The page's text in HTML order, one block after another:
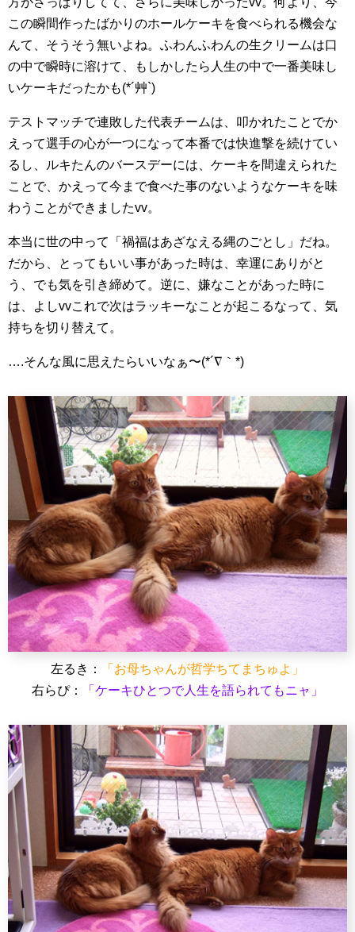
この瞬間作ったばかりのホールケーキを食べられる機会な
んて、そうそう無いよね。ふわんふわんの生クリームは口
の中で瞬時に溶けて、もしかしたら人生の中で一番美味し
いケーキだったかも(*´艸`)
テストマッチで連敗した代表チームは、叩かれたことでか
えって選手の心が一つになって本番では快進撃を続けてい
るし、ルキたんのバースデーには、ケーキを間違えられた
ことで、かえって今まで食べた事のないようなケーキを味
わうことができましたvv。
本当に世の中って「禍福はあざなえる縄のごとし」だね。
だから、とってもいい事があった時は、幸運にありがと
う、でも気を引き締めて。逆に、嫌なことがあった時に
は、よしvvこれで次はラッキーなことが起こるなって、気
持ちを切り替えて。
….そんな風に思えたらいいなぁ〜(*´∇｀*)
左るき：
「お母ちゃんが哲学ちてまちゅよ」
右らぴ：
「ケーキひとつで人生を語られてもニャ」